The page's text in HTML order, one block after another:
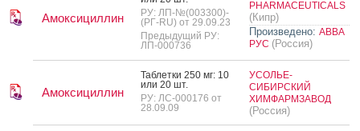
Амоксициллин
РУ: ЛП-№(003300)-
(РГ-RU) от 29.09.23
Предыдущий РУ:
ЛП-000736
PHARMACEUTICALS
(Кипр)
Произведено: АВВА
РУС (Россия)
Амоксициллин
Таб­летки 250 мг: 10
или 20 шт.
РУ: ЛС-000176 от
28.09.09
УСОЛЬЕ-
СИБИРСКИЙ
ХИМФАРМЗАВОД
(Россия)